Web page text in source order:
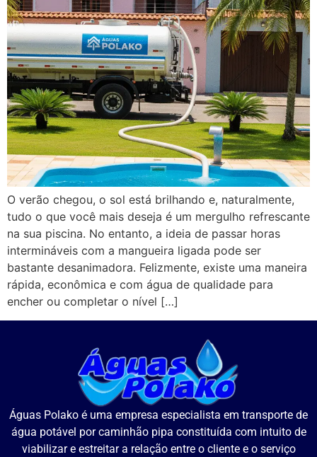
O verão chegou, o sol está brilhando e, naturalmente,
tudo o que você mais deseja é um mergulho refrescante
na sua piscina. No entanto, a ideia de passar horas
intermináveis com a mangueira ligada pode ser
bastante desanimadora. Felizmente, existe uma maneira
rápida, econômica e com água de qualidade para
encher ou completar o nível […]
Águas Polako é uma empresa especialista em transporte de
água potável por caminhão pipa constituída com intuito de
viabilizar e estreitar a relação entre o cliente e o serviço